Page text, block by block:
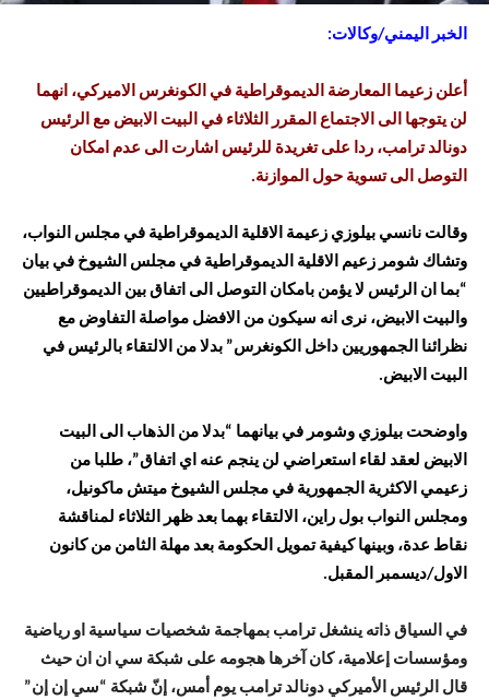
الخبر اليمني/وكالات:
أعلن زعيما المعارضة الديموقراطية في الكونغرس الاميركي، انهما
لن يتوجها الى الاجتماع المقرر الثلاثاء في البيت الابيض مع الرئيس
دونالد ترامب، ردا على تغريدة للرئيس اشارت الى عدم امكان
التوصل الى تسوية حول الموازنة.
وقالت نانسي بيلوزي زعيمة الاقلية الديموقراطية في مجلس النواب،
وتشاك شومر زعيم الاقلية الديموقراطية في مجلس الشيوخ في بيان
“بما ان الرئيس لا يؤمن بامكان التوصل الى اتفاق بين الديموقراطيين
والبيت الابيض، نرى انه سيكون من الافضل مواصلة التفاوض مع
نظرائنا الجمهوريين داخل الكونغرس” بدلا من الالتقاء بالرئيس في
البيت الابيض.
واوضحت بيلوزي وشومر في بيانهما “بدلا من الذهاب الى البيت
الابيض لعقد لقاء استعراضي لن ينجم عنه اي اتفاق”، طلبا من
زعيمي الاكثرية الجمهورية في مجلس الشيوخ ميتش ماكونيل،
ومجلس النواب بول راين، الالتقاء بهما بعد ظهر الثلاثاء لمناقشة
نقاط عدة، وبينها كيفية تمويل الحكومة بعد مهلة الثامن من كانون
الاول/ديسمبر المقبل.
في السياق ذاته ينشغل ترامب بمهاجمة شخصيات سياسية او رياضية
ومؤسسات إعلامية، كان آخرها هجومه على شبكة سي ان ان حيث
قال الرئيس الأميركي دونالد ترامب يوم أمس، إنّ شبكة “سي إن إن”